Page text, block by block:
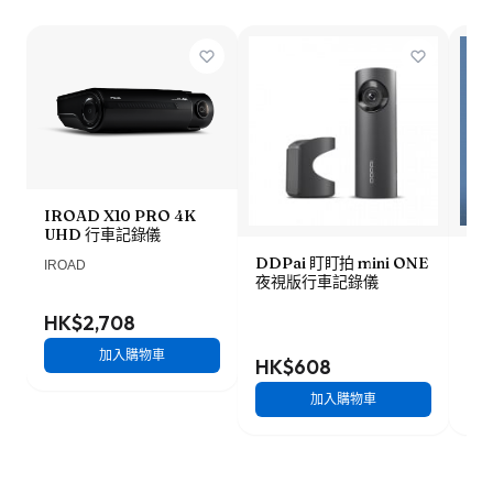
IROAD X10 PRO 4K
UHD 行車記錄儀
IROAD
HK$2,708
加入購物車
DDPai 盯盯拍 mini ONE
夜視版行車記錄儀
HK$608
加入購物車